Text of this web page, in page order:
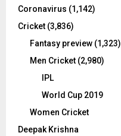
Coronavirus (1,142)
Cricket (3,836)
Fantasy preview (1,323)
Men Cricket (2,980)
IPL
World Cup 2019
Women Cricket
Deepak Krishna